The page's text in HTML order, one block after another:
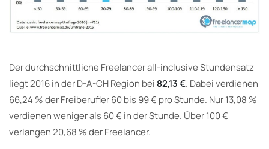
Der durchschnittliche Freelancer all-inclusive Stundensatz
liegt 2016 in der D-A-CH Region bei 82,13 €. Dabei verdienen
66,24 % der Freiberufler 60 bis 99 € pro Stunde. Nur 13,08 %
verdienen weniger als 60 € in der Stunde. Über 100 €
verlangen 20,68 % der Freelancer.